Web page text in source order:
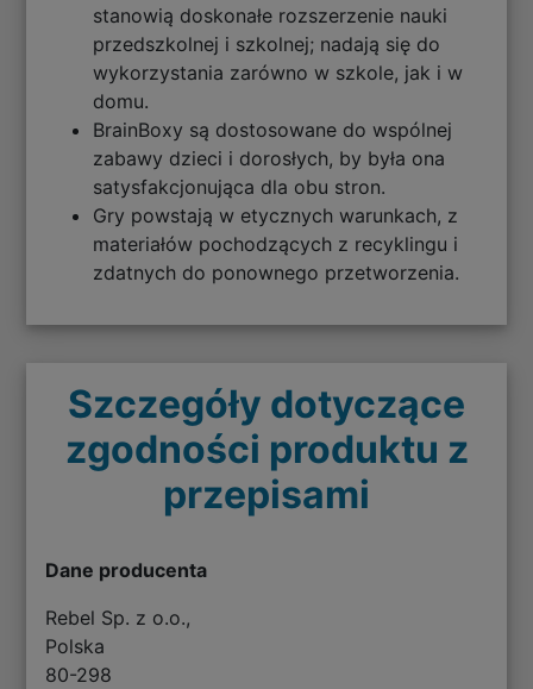
stanowią doskonałe rozszerzenie nauki
przedszkolnej i szkolnej; nadają się do
wykorzystania zarówno w szkole, jak i w
domu.
BrainBoxy są dostosowane do wspólnej
zabawy dzieci i dorosłych, by była ona
satysfakcjonująca dla obu stron.
Gry powstają w etycznych warunkach, z
materiałów pochodzących z recyklingu i
zdatnych do ponownego przetworzenia.
Szczegóły dotyczące
zgodności produktu z
przepisami
Dane producenta
Rebel Sp. z o.o.,
Polska
80-298